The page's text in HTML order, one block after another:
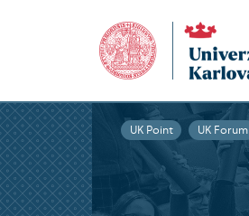
UK Point UK Forum